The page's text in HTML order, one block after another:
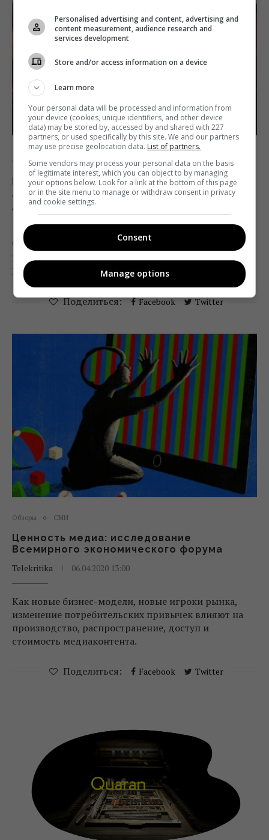
Обзоры СМИ
Реакции медийщиков на интервью
Дмитрия Гордона
Telekritika
19.05.2020 15:23
Что пишут медийщики об интервью Дмитрия
Гордона с Игорем Гиркиным и Натальей
Поклонской.
Поделиться: Facebook Twitter
Обзоры СМИ
Ценность медиа: исследование
Всемирного экономического форума
Telekritika
06.04.2020 13:00
Как новые бизнес-модели, новые игроки рынка,
изменение потребительских привычек влияют на
производство, распространение, доступ и
стоимость медиаконтента.
Поделиться: Facebook Twitter
Personalised advertising and content, advertising and
content measurement, audience research and
services development
Store and/or access information on a device
Learn more
Your personal data will be processed and information from
your device (cookies, unique identifiers, and other device
data) may be stored by, accessed by and shared with 227
partners, or used specifically by this site. We and our partners
may use precise geolocation data. List of partners.
Some vendors may process your personal data on the basis
of legitimate interest, which you can object to by managing
your options below. Look for a link at the bottom of this page
or in the site menu to manage or withdraw consent in privacy
and cookie settings.
Consent
Manage options